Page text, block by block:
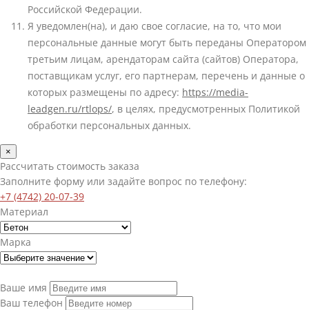
Российской Федерации.
Я уведомлен(на), и даю свое согласие, на то, что мои
персональные данные могут быть переданы Оператором
третьим лицам, арендаторам сайта (сайтов) Оператора,
поставщикам услуг, его партнерам, перечень и данные о
которых размещены по адресу: https://media-
leadgen.ru/rtlops/, в целях, предусмотренных Политикой
обработки персональных данных.
×
Рассчитать стоимость заказа
Заполните форму или задайте вопрос по телефону:
+7 (4742) 20-07-39
Материал
Марка
Ваше имя
Ваш телефон